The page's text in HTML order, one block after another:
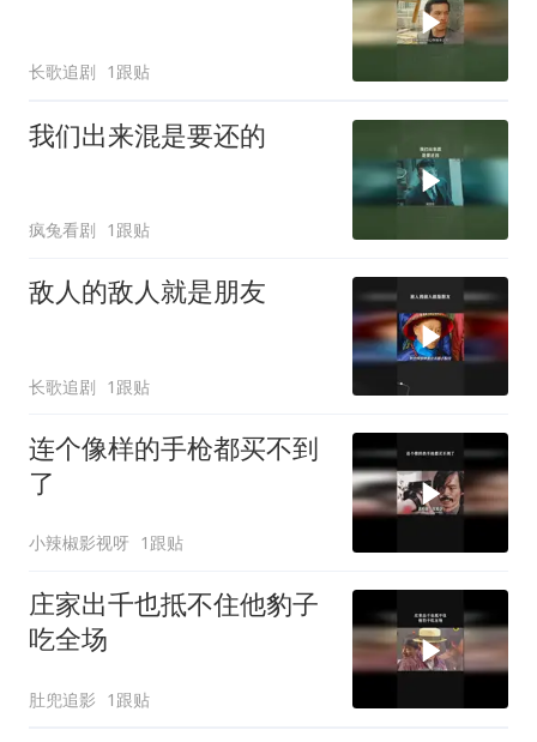
长歌追剧 1跟贴
我们出来混是要还的
疯兔看剧 1跟贴
敌人的敌人就是朋友
长歌追剧 1跟贴
连个像样的手枪都买不到
了
小辣椒影视呀 1跟贴
庄家出千也抵不住他豹子
吃全场
肚兜追影 1跟贴